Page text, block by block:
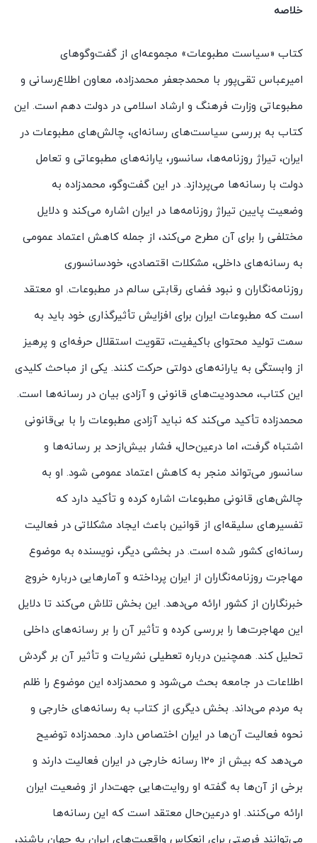
خلاصه
کتاب «سیاست مطبوعات» مجموعه‌ای از گفت‌وگوهای
امیرعباس تقی‌پور با محمدجعفر محمدزاده، معاون اطلاع‌رسانی و
مطبوعاتی وزارت فرهنگ و ارشاد اسلامی در دولت دهم است. این
کتاب به بررسی سیاست‌های رسانه‌ای، چالش‌های مطبوعات در
ایران، تیراژ روزنامه‌ها، سانسور، یارانه‌های مطبوعاتی و تعامل
دولت با رسانه‌ها می‌پردازد. در این گفت‌وگو، محمدزاده به
وضعیت پایین تیراژ روزنامه‌ها در ایران اشاره می‌کند و دلایل
مختلفی را برای آن مطرح می‌کند، از جمله کاهش اعتماد عمومی
به رسانه‌های داخلی، مشکلات اقتصادی، خودسانسوری
روزنامه‌نگاران و نبود فضای رقابتی سالم در مطبوعات. او معتقد
است که مطبوعات ایران برای افزایش تأثیرگذاری خود باید به
سمت تولید محتوای باکیفیت، تقویت استقلال حرفه‌ای و پرهیز
از وابستگی به یارانه‌های دولتی حرکت کنند. یکی از مباحث کلیدی
این کتاب، محدودیت‌های قانونی و آزادی بیان در رسانه‌ها است.
محمدزاده تأکید می‌کند که نباید آزادی مطبوعات را با بی‌قانونی
اشتباه گرفت، اما درعین‌حال، فشار بیش‌ازحد بر رسانه‌ها و
سانسور می‌تواند منجر به کاهش اعتماد عمومی شود. او به
چالش‌های قانونی مطبوعات اشاره کرده و تأکید دارد که
تفسیرهای سلیقه‌ای از قوانین باعث ایجاد مشکلاتی در فعالیت
رسانه‌ای کشور شده است. در بخشی دیگر، نویسنده به موضوع
مهاجرت روزنامه‌نگاران از ایران پرداخته و آمارهایی درباره خروج
خبرنگاران از کشور ارائه می‌دهد. این بخش تلاش می‌کند تا دلایل
این مهاجرت‌ها را بررسی کرده و تأثیر آن را بر رسانه‌های داخلی
تحلیل کند. همچنین درباره تعطیلی نشریات و تأثیر آن بر گردش
اطلاعات در جامعه بحث می‌شود و محمدزاده این موضوع را ظلم
به مردم می‌داند. بخش دیگری از کتاب به رسانه‌های خارجی و
نحوه فعالیت آن‌ها در ایران اختصاص دارد. محمدزاده توضیح
می‌دهد که بیش از ۱۲۰ رسانه خارجی در ایران فعالیت دارند و
برخی از آن‌ها به گفته او روایت‌هایی جهت‌دار از وضعیت ایران
ارائه می‌کنند. او درعین‌حال معتقد است که این رسانه‌ها
می‌توانند فرصتی برای انعکاس واقعیت‌های ایران به جهان باشند،